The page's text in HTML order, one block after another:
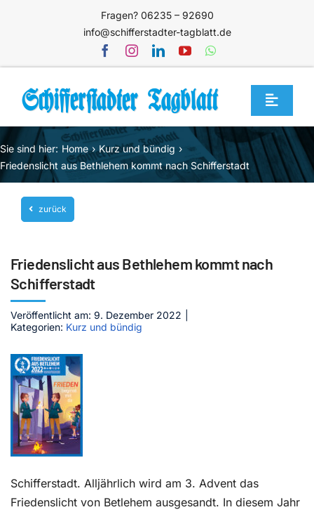
Fragen? 06235 – 92690
info@schifferstadter-tagblatt.de
Toggle
Home
Themen
Blog
Unternehmen
Mediathek
Jetzt abonnieren
Sie sind hier: Home
Kurz und bündig
Friedenslicht aus Bethlehem kommt nach Schifferstadt
zurück
Friedenslicht aus Bethlehem kommt nach
Schifferstadt
Veröffentlicht am: 9. Dezember 2022
Kategorien: Kurz und bündig
Schifferstadt. Alljährlich wird am 3. Advent das
Friedenslicht von Betlehem ausgesandt. In diesem Jahr